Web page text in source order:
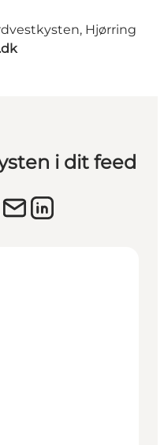
Hjørring
i dit feed